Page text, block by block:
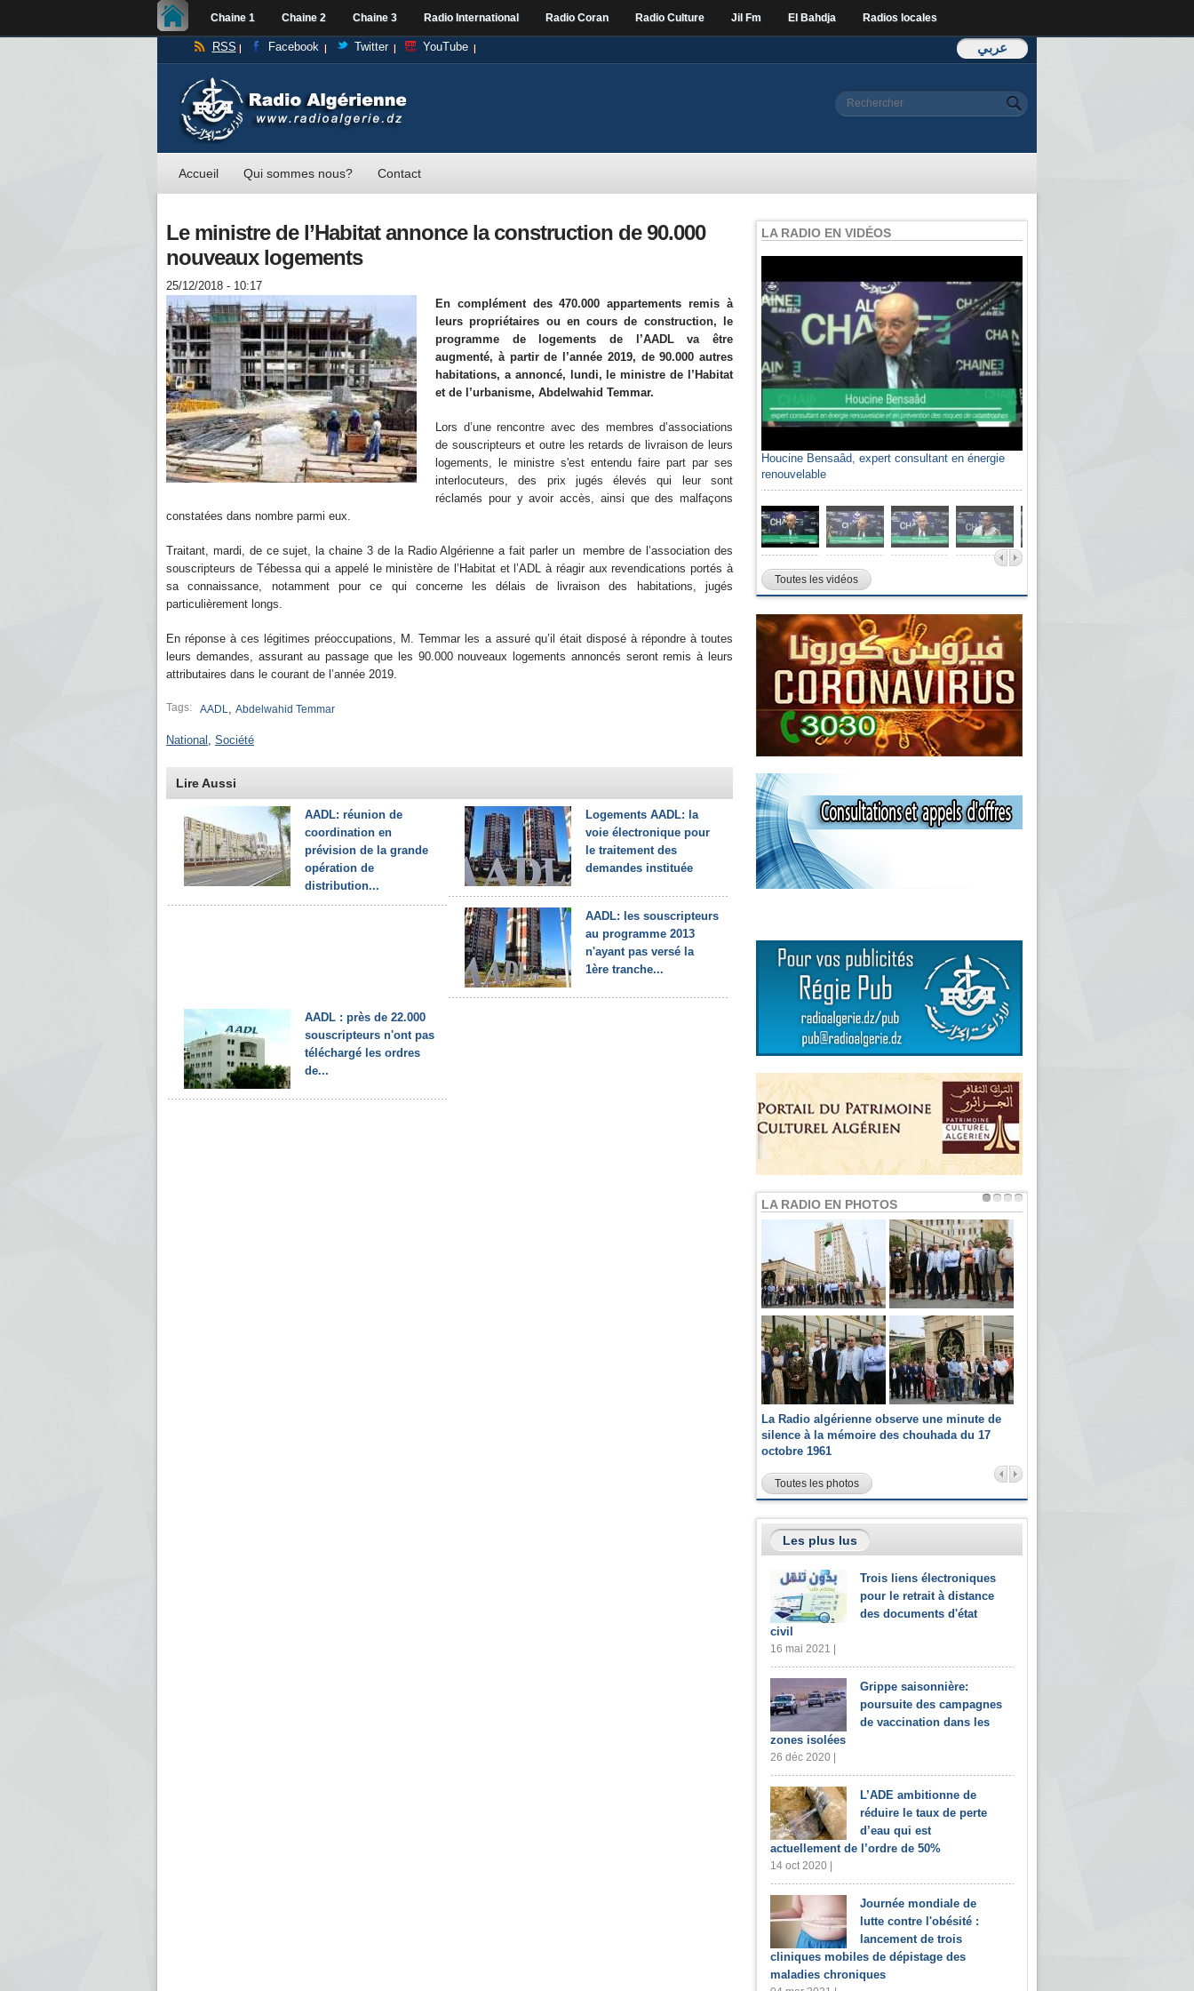
Chaine 1 Chaine 2 Chaine 3 Radio International Radio Coran Radio Culture Jil Fm El Bahdja Radios locales
عربي RSS Facebook Twitter YouTube
Formulaire de
Rechercher
Accueil Qui sommes nous? Contact
Le ministre de l’Habitat annonce la construction de 90.000
nouveaux logements
25/12/2018 - 10:17
En complément des 470.000 appartements remis à
leurs propriétaires ou en cours de construction, le
programme de logements de l’AADL va être
augmenté, à partir de l’année 2019, de 90.000 autres
habitations, a annoncé, lundi, le ministre de l’Habitat
et de l’urbanisme, Abdelwahid Temmar.
Lors d’une rencontre avec des membres d’associations
de souscripteurs et outre les retards de livraison de leurs
logements, le ministre s'est entendu faire part par ses
interlocuteurs, des prix jugés élevés qui leur sont
réclamés pour y avoir accès, ainsi que des malfaçons
constatées dans nombre parmi eux.
Traitant, mardi, de ce sujet, la chaine 3 de la Radio Algérienne a fait parler un membre de l’association des
souscripteurs de Tébessa qui a appelé le ministère de l’Habitat et l’ADL à réagir aux revendications portés à
sa connaissance, notamment pour ce qui concerne les délais de livraison des habitations, jugés
particulièrement longs.
En réponse à ces légitimes préoccupations, M. Temmar les a assuré qu’il était disposé à répondre à toutes
leurs demandes, assurant au passage que les 90.000 nouveaux logements annoncés seront remis à leurs
attributaires dans le courant de l’année 2019.
Tags: AADL, Abdelwahid Temmar
National , Société
Lire Aussi
AADL: réunion de
coordination en
prévision de la grande
opération de
distribution...
Logements AADL: la
voie électronique pour
le traitement des
demandes instituée
AADL: les souscripteurs
au programme 2013
n'ayant pas versé la
1ère tranche...
AADL : près de 22.000
souscripteurs n'ont pas
téléchargé les ordres
de...
LA RADIO EN VIDÉOS
Houcine Bensaâd, expert consultant en énergie
renouvelable
Toutes les vidéos
LA RADIO EN PHOTOS
La Radio algérienne observe une minute de
silence à la mémoire des chouhada du 17
octobre 1961
Toutes les photos
Les plus lus
Trois liens électroniques
pour le retrait à distance
des documents d'état
civil
16 mai 2021 |
Grippe saisonnière:
poursuite des campagnes
de vaccination dans les
zones isolées
26 déc 2020 |
L’ADE ambitionne de
réduire le taux de perte
d’eau qui est
actuellement de l’ordre de 50%
14 oct 2020 |
Journée mondiale de
lutte contre l'obésité :
lancement de trois
cliniques mobiles de dépistage des
maladies chroniques